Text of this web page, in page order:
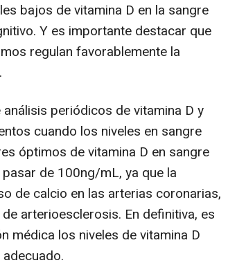
bajos de vitamina D en la sangre
Y es importante destacar que
regulan favorablemente la
periódicos de vitamina D y
cuando los niveles en sangre
óptimos de vitamina D en sangre
de 100ng/mL, ya que la
de calcio en las arterias coronarias,
arterioesclerosis. En definitiva, es
médica los niveles de vitamina D